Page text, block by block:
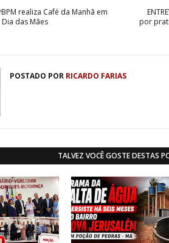
por
realiza Café da Manhã em
das Mães
POSTADO POR RICARDO FARIAS
TALVEZ VOCÊ GOSTE DESTAS